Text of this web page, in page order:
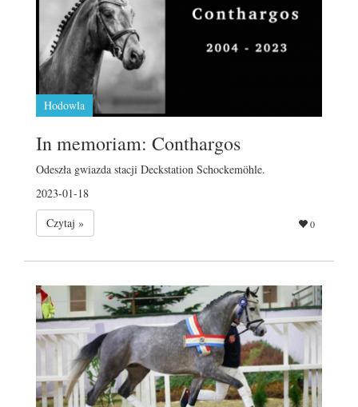
Hodowla
In memoriam: Conthargos
Odeszła gwiazda stacji Deckstation Schockemöhle.
2023-01-18
Czytaj »
0